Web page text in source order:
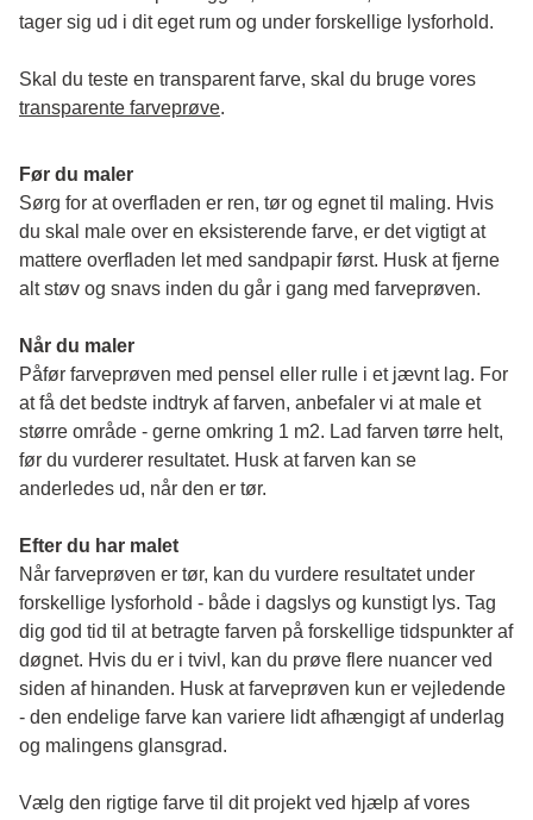
tager sig ud i dit eget rum og under forskellige lysforhold.
transparente farveprøve.
Før du maler
Sørg for at overfladen er ren, tør og egnet til maling. Hvis
du skal male over en eksisterende farve, er det vigtigt at
mattere overfladen let med sandpapir først. Husk at fjerne
alt støv og snavs inden du går i gang med farveprøven.
Når du maler
Påfør farveprøven med pensel eller rulle i et jævnt lag. For
at få det bedste indtryk af farven, anbefaler vi at male et
større område - gerne omkring 1 m2. Lad farven tørre helt,
før du vurderer resultatet. Husk at farven kan se
anderledes ud, når den er tør.
Efter du har malet
Når farveprøven er tør, kan du vurdere resultatet under
forskellige lysforhold - både i dagslys og kunstigt lys. Tag
dig god tid til at betragte farven på forskellige tidspunkter af
døgnet. Hvis du er i tvivl, kan du prøve flere nuancer ved
siden af hinanden. Husk at farveprøven kun er vejledende
- den endelige farve kan variere lidt afhængigt af underlag
og malingens glansgrad.
Vælg den rigtige farve til dit projekt ved hjælp af vores